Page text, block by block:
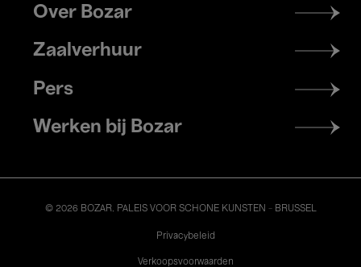
Footer
menu
Over Bozar
Zaalverhuur
Pers
Werken bij Bozar
© 2026 BOZAR. PALEIS VOOR SCHONE KUNSTEN - BRUSSEL
Privacybeleid
Verkoopsvoorwaarden